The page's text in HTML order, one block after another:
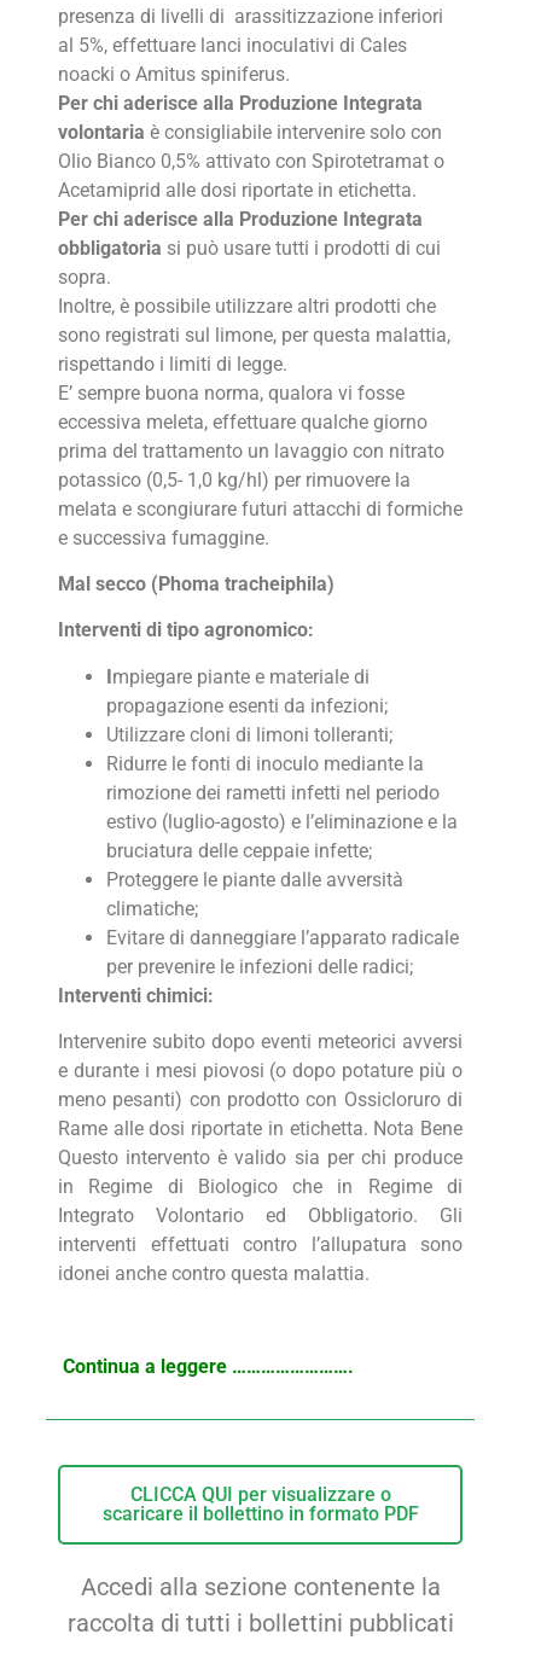
presenza di livelli di arassitizzazione inferiori
al 5%, effettuare lanci inoculativi di Cales
noacki o Amitus spiniferus.
Per chi aderisce alla Produzione Integrata
volontaria è consigliabile intervenire solo con
Olio Bianco 0,5% attivato con Spirotetramat o
Acetamiprid alle dosi riportate in etichetta.
Per chi aderisce alla Produzione Integrata
obbligatoria si può usare tutti i prodotti di cui
sopra.
Inoltre, è possibile utilizzare altri prodotti che
sono registrati sul limone, per questa malattia,
rispettando i limiti di legge.
E’ sempre buona norma, qualora vi fosse
eccessiva meleta, effettuare qualche giorno
prima del trattamento un lavaggio con nitrato
potassico (0,5- 1,0 kg/hl) per rimuovere la
melata e scongiurare futuri attacchi di formiche
e successiva fumaggine.
Mal secco (Phoma tracheiphila)
Interventi di tipo agronomico:
Impiegare piante e materiale di
propagazione esenti da infezioni;
Utilizzare cloni di limoni tolleranti;
Ridurre le fonti di inoculo mediante la
rimozione dei rametti infetti nel periodo
estivo (luglio-agosto) e l’eliminazione e la
bruciatura delle ceppaie infette;
Proteggere le piante dalle avversità
climatiche;
Evitare di danneggiare l’apparato radicale
per prevenire le infezioni delle radici;
Interventi chimici:
Intervenire subito dopo eventi meteorici avversi
e durante i mesi piovosi (o dopo potature più o
meno pesanti) con prodotto con Ossicloruro di
Rame alle dosi riportate in etichetta. Nota Bene
Questo intervento è valido sia per chi produce
in Regime di Biologico che in Regime di
Integrato Volontario ed Obbligatorio. Gli
interventi effettuati contro l’allupatura sono
idonei anche contro questa malattia.
Continua a leggere …………………….
CLICCA QUI per visualizzare o
scaricare il bollettino in formato PDF
Accedi alla sezione contenente la
raccolta di tutti i bollettini pubblicati